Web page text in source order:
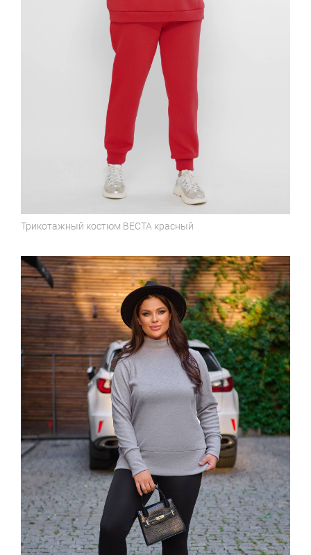
Трикотажный костюм ВЕСТА красный